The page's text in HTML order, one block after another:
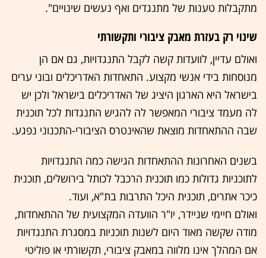
מתקבלות טענות של מתנגדים ואף נעשים שינויים".
שינוי רק בעזרת מאבק ציבורי ותקשורתי
ואולם עדיין, לוועדות קשה לקבל התנגדויות, גם אם הן
מנוסחות בידי אנשי מקצוע. התאחדות האדריכלים ובוני ערים
בישראל היא הארגון היציג של האדריכלים בישראל ולכן יש
לה מעמד ציבורי המאפשר לה להגיש התנגדות לכל תוכנית
שבה ההתאחדות מוצאת שהאינטרס הציבורי-התכנוני נפגע.
בשנים האחרונות ההתאחדות הגישה כמה התנגדויות
לתוכניות גדולות כמו תוכנית הרכבל לכותל בירושלים, תוכנית
כיכר אתרים, תוכנית היכל התרבות בת"א, ועוד.
ואולם חיימי שניידר, יו"ר הוועדה המקצועית של ההתאחדות,
מודה שקשה מאוד היום לשנות תוכניות במסגרת התנגדויות
אם המהלך אינו מלווה במאבק ציבורי, תקשורתי או פוליטי